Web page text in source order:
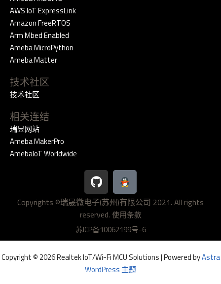
AWS IoT ExpressLink
Amazon FreeRTOS
Arm Mbed Enabled
Ameba MicroPython
Ameba Matter
技术社区
技术社区
相关连结
瑞昱网站
Ameba MakerPro
AmebaIoT Worldwide
G
i
t
h
u
b
Copyrights ©瑞晟微电子(苏州)有限公司 2021. All rights
reserved. 使用条款
苏ICP备10062199号-6
Copyright © 2026 Realtek IoT/Wi-Fi MCU Solutions | Powered byAstra
WordPress 主题